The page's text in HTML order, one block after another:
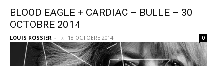
BLOOD EAGLE + CARDIAC – BULLE – 30
OCTOBRE 2014
LOUIS ROSSIER - 18 OCTOBRE 2014 0